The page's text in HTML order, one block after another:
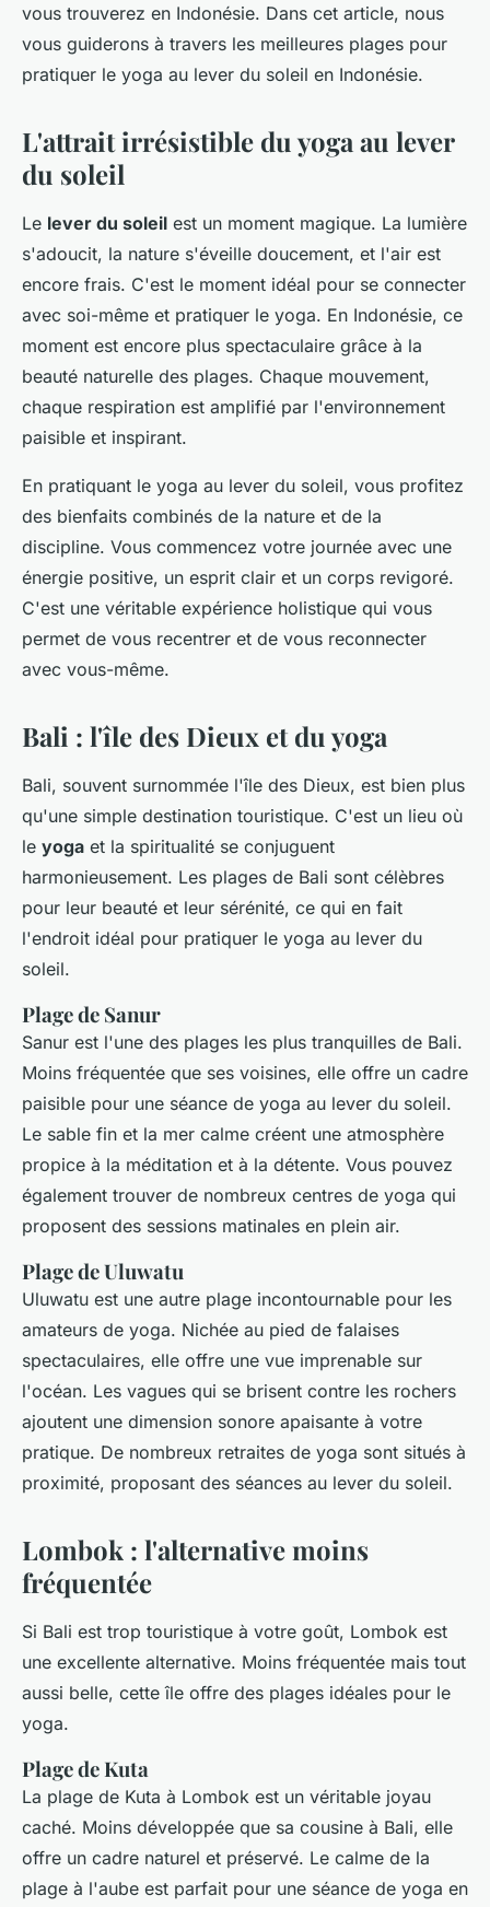
vous trouverez en Indonésie. Dans cet article, nous
vous guiderons à travers les meilleures plages pour
pratiquer le yoga au lever du soleil en Indonésie.
L'attrait irrésistible du yoga au lever
du soleil
Le lever du soleil est un moment magique. La lumière
s'adoucit, la nature s'éveille doucement, et l'air est
encore frais. C'est le moment idéal pour se connecter
avec soi-même et pratiquer le yoga. En Indonésie, ce
moment est encore plus spectaculaire grâce à la
beauté naturelle des plages. Chaque mouvement,
chaque respiration est amplifié par l'environnement
paisible et inspirant.
En pratiquant le yoga au lever du soleil, vous profitez
des bienfaits combinés de la nature et de la
discipline. Vous commencez votre journée avec une
énergie positive, un esprit clair et un corps revigoré.
C'est une véritable expérience holistique qui vous
permet de vous recentrer et de vous reconnecter
avec vous-même.
Bali : l'île des Dieux et du yoga
Bali, souvent surnommée l'île des Dieux, est bien plus
qu'une simple destination touristique. C'est un lieu où
le yoga et la spiritualité se conjuguent
harmonieusement. Les plages de Bali sont célèbres
pour leur beauté et leur sérénité, ce qui en fait
l'endroit idéal pour pratiquer le yoga au lever du
soleil.
Plage de Sanur
Sanur est l'une des plages les plus tranquilles de Bali.
Moins fréquentée que ses voisines, elle offre un cadre
paisible pour une séance de yoga au lever du soleil.
Le sable fin et la mer calme créent une atmosphère
propice à la méditation et à la détente. Vous pouvez
également trouver de nombreux centres de yoga qui
proposent des sessions matinales en plein air.
Plage de Uluwatu
Uluwatu est une autre plage incontournable pour les
amateurs de yoga. Nichée au pied de falaises
spectaculaires, elle offre une vue imprenable sur
l'océan. Les vagues qui se brisent contre les rochers
ajoutent une dimension sonore apaisante à votre
pratique. De nombreux retraites de yoga sont situés à
proximité, proposant des séances au lever du soleil.
Lombok : l'alternative moins
fréquentée
Si Bali est trop touristique à votre goût, Lombok est
une excellente alternative. Moins fréquentée mais tout
aussi belle, cette île offre des plages idéales pour le
yoga.
Plage de Kuta
La plage de Kuta à Lombok est un véritable joyau
caché. Moins développée que sa cousine à Bali, elle
offre un cadre naturel et préservé. Le calme de la
plage à l'aube est parfait pour une séance de yoga en